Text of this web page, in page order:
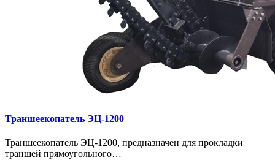
Траншеекопатель ЭЦ-1200
Траншеекопатель ЭЦ-1200, предназначен для прокладки
траншей прямоугольного…